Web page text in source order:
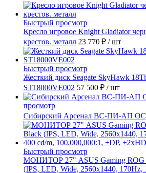
Быстрый просмотр
Кресло игровое Knight Gladiator
крестов. металл 23 770 ₽ / шт
Быстрый просмотр
Жесткий диск Seagate SkyHawk
ST18000VE002 57 500 ₽ / шт
просмотр
Сибирский Арсенал ВС-ПИ-АП
Быстрый просмотр
МОНИТОР 27" ASUS Gaming ROG
(IPS, LED, Wide, 2560x1440, 170Hz,